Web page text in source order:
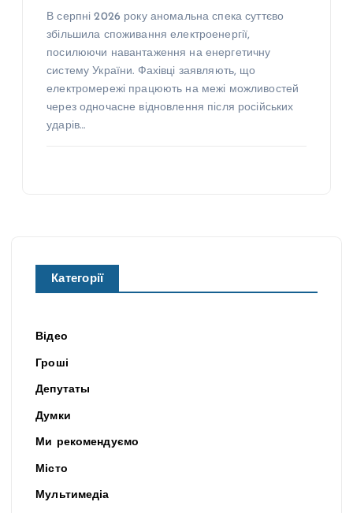
В серпні 2026 року аномальна спека суттєво
збільшила споживання електроенергії,
посилюючи навантаження на енергетичну
систему України. Фахівці заявляють, що
електромережі працюють на межі можливостей
через одночасне відновлення після російських
ударів…
Категорії
Відео
Гроші
Депутаты
Думки
Ми рекомендуємо
Місто
Мультимедіа